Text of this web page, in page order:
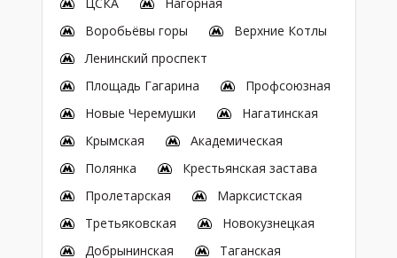
Воробьёвы горы
Верхние Котлы
Ленинский проспект
Площадь Гагарина
Профсоюзная
Новые Черемушки
Нагатинская
Крымская
Академическая
Полянка
Крестьянская застава
Пролетарская
Марксистская
Третьяковская
Новокузнецкая
Добрынинская
Таганская